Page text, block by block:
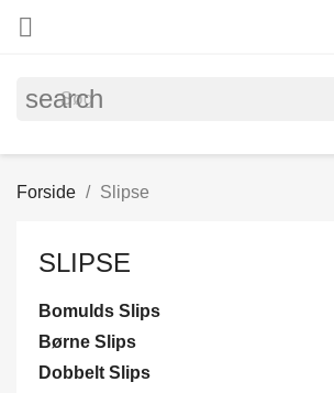

search
Forside Slipse
SLIPSE
Bomulds Slips
Børne Slips
Dobbelt Slips